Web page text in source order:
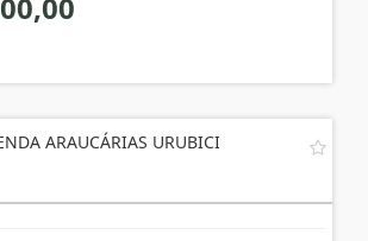
ARAUCÁRIAS URUBICI